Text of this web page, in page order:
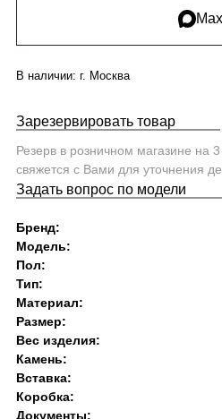
Max
В наличии: г. Москва
Зарезервировать товар
Резерв в розничном магазине на
свяжется с Вами для уточнения
Задать вопрос по модели
Бренд:
Модель:
Пол:
Тип:
Материал:
Размер:
Вес изделия:
Камень:
Вставка:
Коробка:
Документы: